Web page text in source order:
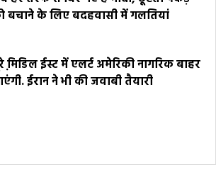
बचाने के लिए बदहवासी में गलतियां
मि़डिल ईस्ट में एलर्ट अमेरिकी नागरिक बाहर
ईरान ने भी की जवाबी तैयारी